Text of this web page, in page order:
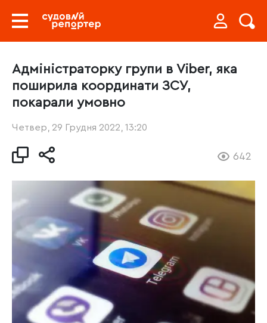
Адміністраторку групи в Viber, яка
поширила координати ЗСУ,
покарали умовно
Четвер, 29 Грудня 2022, 13:20
642